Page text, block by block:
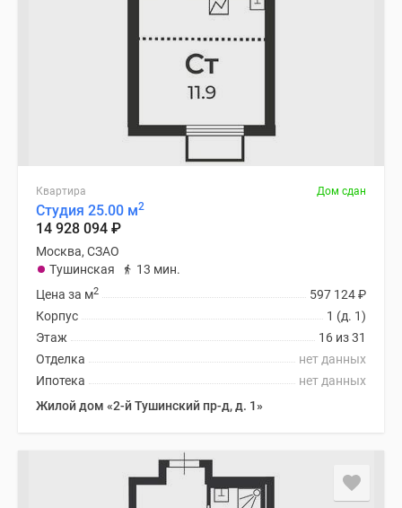
Квартира Дом сдан
Студия 25.00 м2
14 928 094 ₽
Москва, СЗАО
Тушинская
13 мин.
597 124₽
Цена за м2
1 (д. 1)
Корпус
16 из 31
Этаж
нет данных
Отделка
нет данных
Ипотека
Жилой дом «2-й Тушинский пр-д, д. 1»